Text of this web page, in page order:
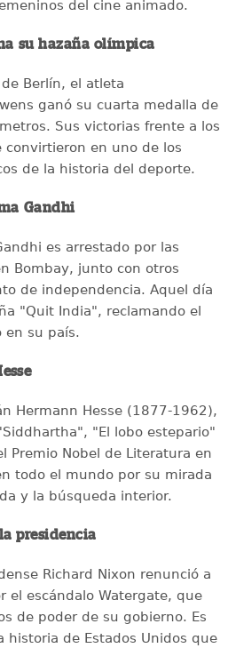
del cine animado.
su hazaña olímpica
Berlín, el atleta
ganó su cuarta medalla de
Sus victorias frente a los
convirtieron en uno de los
de la historia del deporte.
Gandhi
es arrestado por las
Bombay, junto con otros
de independencia. Aquel día
"Quit India", reclamando el
en su país.
Hermann Hesse (1877-1962),
"El lobo estepario"
Premio Nobel de Literatura en
todo el mundo por su mirada
y la búsqueda interior.
presidencia
Richard Nixon renunció a
el escándalo Watergate, que
de poder de su gobierno. Es
historia de Estados Unidos que